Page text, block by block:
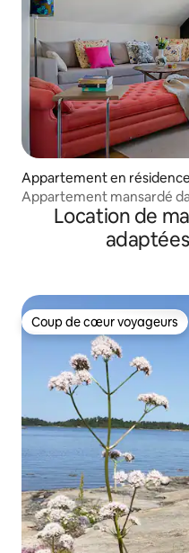
Appartement en résidence
Appartement mansardé
Location de
Coup de cœur voyageurs
Coup de cœur voyageurs